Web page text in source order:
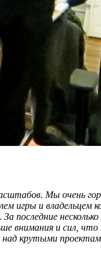
Мы очень
игры и владельцем
последние
внимания и сил,
крутыми